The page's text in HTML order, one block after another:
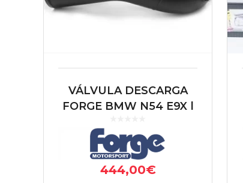
VÁLVULA DESCARGA
FORGE BMW N54 E9X |
444,00€